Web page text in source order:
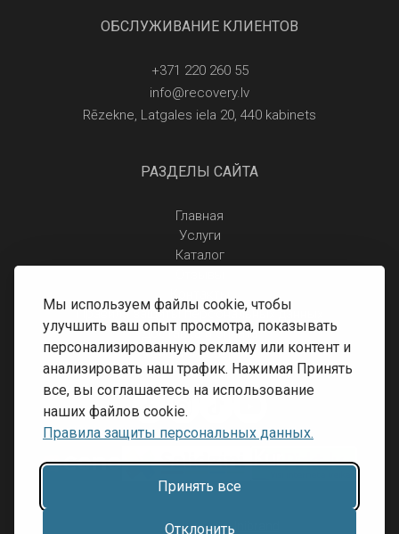
Мы используем файлы cookie, чтобы
улучшить ваш опыт просмотра, показывать
персонализированную рекламу или контент и
анализировать наш трафик. Нажимая Принять
все, вы соглашаетесь на использование
наших файлов cookie.
Правила защиты персональных данных.
Принять все
Отклонить
ОБСЛУЖИВАНИЕ КЛИЕНТОВ
+371 220 260 55
info@recovery.lv
Rēzekne, Latgales iela 20, 440 kabinets
РАЗДЕЛЫ САЙТА
Главная
Услуги
Каталог
Правила защиты персональных данных
Доставка и оплата
Условия возврата
Разработка сайта:Inibrand